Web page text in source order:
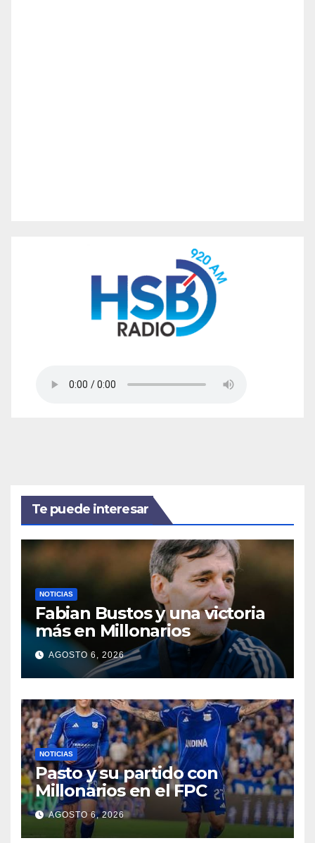
Te puede interesar
NOTICIAS
Fabian Bustos y una victoria
más en Millonarios
AGOSTO 6, 2026
NOTICIAS
Pasto y su partido con
Millonarios en el FPC
AGOSTO 6, 2026